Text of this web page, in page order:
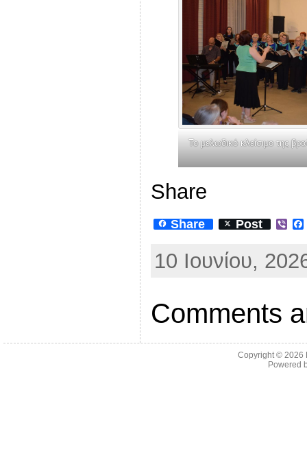
Το μελωδικό κλείσιμο της
Share
Share Post
V
e
r
10 Ιουνίου,
Comments
Copyright © 2026
Powered